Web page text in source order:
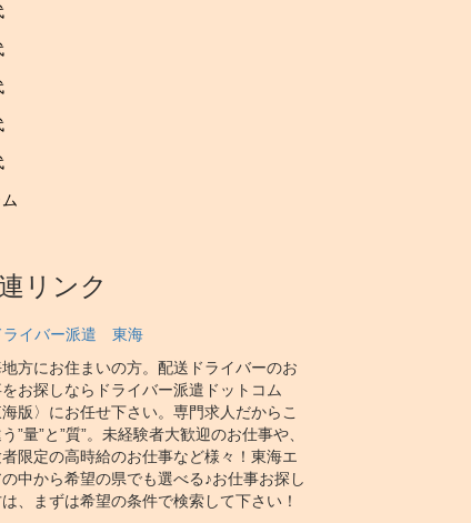
リンク
ライバー派遣 東海
方にお住まいの方。配送ドライバーのお
お探しならドライバー派遣ドットコム
海版〉にお任せ下さい。専門求人だからこ
”量”と”質”。未経験者大歓迎のお仕事や、
限定の高時給のお仕事など様々！東海エ
の中から希望の県でも選べる♪お仕事お探し
、まずは希望の条件で検索して下さい！